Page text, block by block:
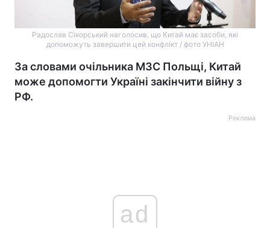
Радослав Сікорський наголосив, що Китай має засоби, які
допоможуть завершити цей конфлікт / фото УНІАН
За словами очільника МЗС Польщі, Китай
може допомогти Україні закінчити війну з
РФ.
Реклама
ad